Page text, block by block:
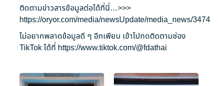
ติดตามข่าวสารข้อมูลต่อได้ที่นี่…>>>
https://oryor.com/media/newsUpdate/media_news/3474
ไม่อยากพลาดข้อมูลดี ๆ อีกเพียบ เข้าไปกดติดตามช่อง
TikTok ได้ที่ https://www.tiktok.com/@fdathai